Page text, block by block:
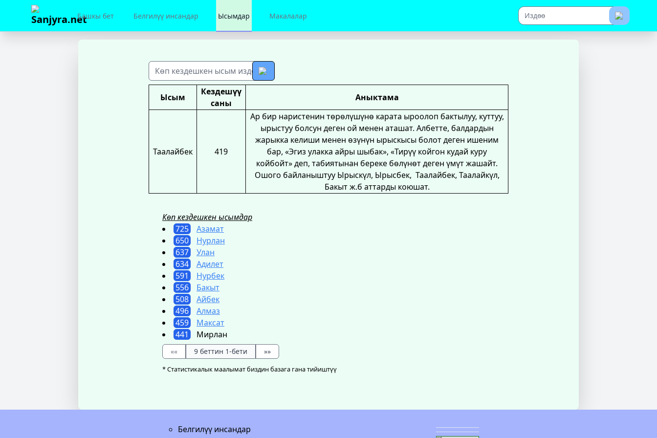
Башкы бет Белгилүү инсандар Ысымдар Макалалар
Ысым
Кездешүү
саны
Аныктама
Таалайбек 419
Ар бир наристенин төрөлүшүнө карата ыроолоп бактылуу, куттуу,
ырыстуу болсун деген ой менен аташат. Албетте, балдардын
жарыкка келиши менен өзүнүн ырыскысы болот деген ишеним
бар, «Эгиз улакка айры шыбак», «Тирүү койгон кудай куру
койбойт» деп, табиятынан береке бөлүнөт деген үмүт жашайт.
Ошого байланыштуу Ырыскүл, Ырысбек, Таалайбек, Таалайкүл,
Бакыт ж.б аттарды коюшат.
Көп кездешкен ысымдар
725
Азамат
650
Нурлан
637
Улан
634
Адилет
591
Нурбек
556
Бакыт
508
Айбек
496
Алмаз
459
Максат
441
Мирлан
«« 9 беттин 1-бети »»
* Статистикалык маалымат биздин базага гана тийиштүү
Белгилүү инсандар